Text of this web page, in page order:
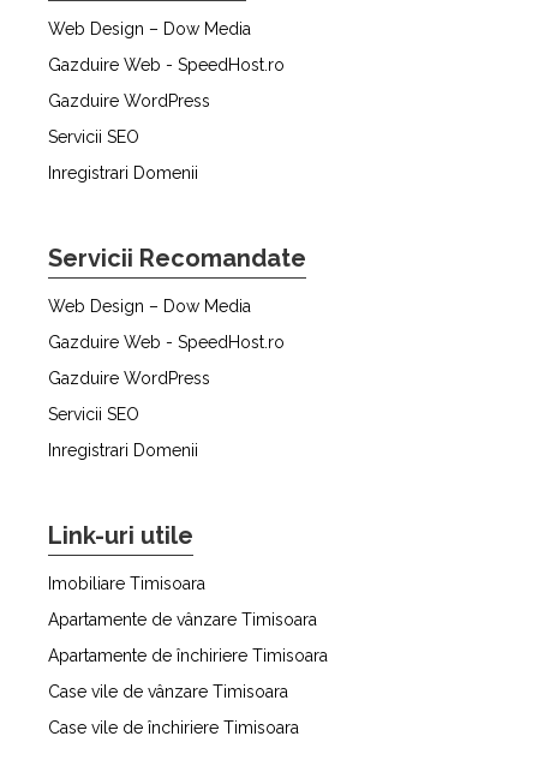
Web Design – Dow Media
Gazduire Web - SpeedHost.ro
Gazduire WordPress
Servicii SEO
Inregistrari Domenii
Servicii Recomandate
Web Design – Dow Media
Gazduire Web - SpeedHost.ro
Gazduire WordPress
Servicii SEO
Inregistrari Domenii
Link-uri utile
Imobiliare Timisoara
Apartamente de vânzare Timisoara
Apartamente de închiriere Timisoara
Case vile de vânzare Timisoara
Case vile de închiriere Timisoara